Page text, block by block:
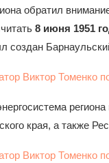
обратил
8 июня 1951
создан
края, а также